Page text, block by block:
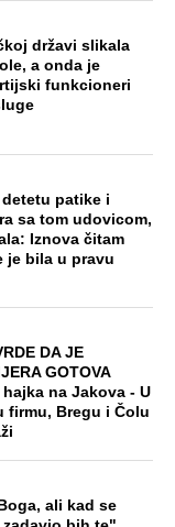
državi slikala
a onda je
funkcioneri
patike i
sa tom udovicom,
Iznova čitam
je bila u pravu
DA JE
GOTOVA
hajka na Jakova - U
firmu, Bregu i Čolu
ali kad se